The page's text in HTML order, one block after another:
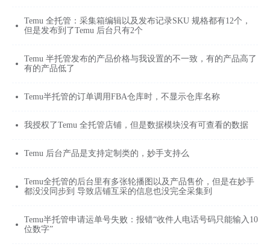
Temu 全托管：采集箱编辑以及发布记录SKU 规格都有12个，
但是发布到了Temu 后台只有2个
Temu 半托管发布的产品价格与我设置的不一致，有的产品高了
有的产品低了
Temu半托管的订单调用FBA仓库时，不显示仓库名称
我授权了Temu 全托管店铺，但是数据模块没有可查看的数据
Temu 后台产品是支持定制类的，妙手支持么
Temu全托管的后台里有多张轮播图以及产品售价，但是在妙手
都没没同步到 导致店铺互采的信息也没完全采集到
Temu半托管申请运单号失败：报错“收件人电话号码只能输入10
位数字”